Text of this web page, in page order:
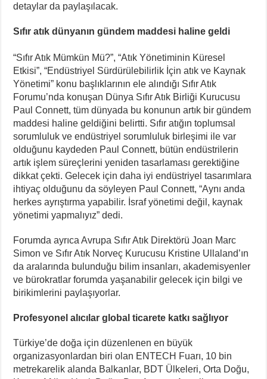
detaylar da paylaşılacak.
Sıfır atık dünyanın gündem maddesi haline geldi
“Sıfır Atık Mümkün Mü?”, “Atık Yönetiminin Küresel
Etkisi”, “Endüstriyel Sürdürülebilirlik İçin atık ve Kaynak
Yönetimi” konu başlıklarının ele alındığı Sıfır Atık
Forumu’nda konuşan Dünya Sıfır Atık Birliği Kurucusu
Paul Connett, tüm dünyada bu konunun artık bir gündem
maddesi haline geldiğini belirtti. Sıfır atığın toplumsal
sorumluluk ve endüstriyel sorumluluk birleşimi ile var
olduğunu kaydeden Paul Connett, bütün endüstrilerin
artık işlem süreçlerini yeniden tasarlaması gerektiğine
dikkat çekti. Gelecek için daha iyi endüstriyel tasarımlara
ihtiyaç olduğunu da söyleyen Paul Connett, “Aynı anda
herkes ayrıştırma yapabilir. İsraf yönetimi değil, kaynak
yönetimi yapmalıyız” dedi.
Forumda ayrıca Avrupa Sıfır Atık Direktörü Joan Marc
Simon ve Sıfır Atık Norveç Kurucusu Kristine Ullaland’ın
da aralarında bulunduğu bilim insanları, akademisyenler
ve bürokratlar forumda yaşanabilir gelecek için bilgi ve
birikimlerini paylaşıyorlar.
Profesyonel alıcılar global ticarete katkı sağlıyor
Türkiye’de doğa için düzenlenen en büyük
organizasyonlardan biri olan ENTECH Fuarı, 10 bin
metrekarelik alanda Balkanlar, BDT Ülkeleri, Orta Doğu,